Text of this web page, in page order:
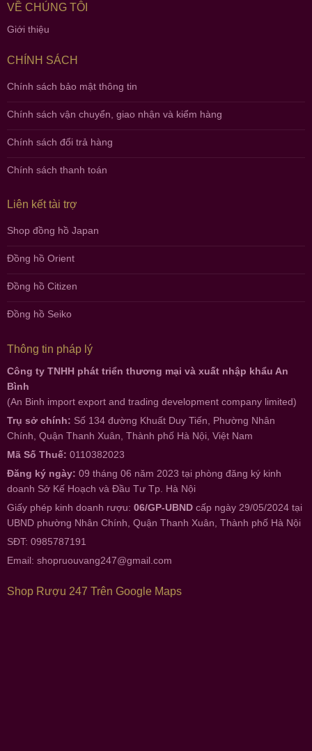
VỀ CHÚNG TÔI
Giới thiệu
CHÍNH SÁCH
Chính sách bảo mật thông tin
Chính sách vận chuyển, giao nhận và kiểm hàng
Chính sách đổi trả hàng
Chính sách thanh toán
Liên kết tài trợ
Shop đồng hồ Japan
Đồng hồ Orient
Đồng hồ Citizen
Đồng hồ Seiko
Thông tin pháp lý
Công ty TNHH phát triển thương mại và xuất nhập khẩu An
Bình
(An Binh import export and trading development company limited)
Trụ sở chính: Số 134 đường Khuất Duy Tiến, Phường Nhân
Chính, Quận Thanh Xuân, Thành phố Hà Nội, Việt Nam
Mã Số Thuế: 0110382023
Đăng ký ngày: 09 tháng 06 năm 2023 tại phòng đăng ký kinh
doanh Sở Kế Hoạch và Đầu Tư Tp. Hà Nội
Giấy phép kinh doanh rượu: 06/GP-UBND cấp ngày 29/05/2024 tại
UBND phường Nhân Chính, Quận Thanh Xuân, Thành phố Hà Nội
SĐT: 0985787191
Email: shopruouvang247@gmail.com
Shop Rượu 247 Trên Google Maps